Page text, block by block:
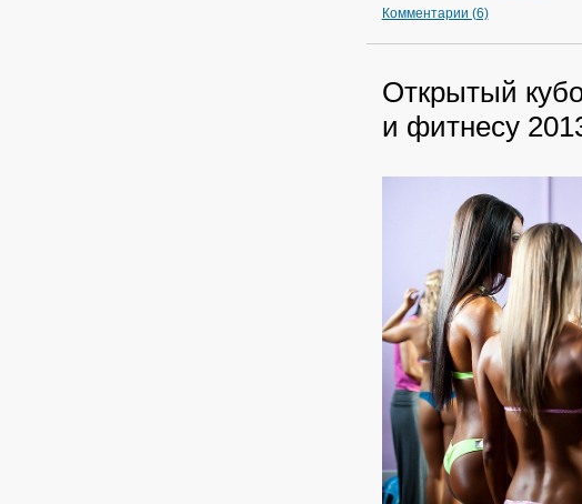
Комментарии (6)
Открытый
и фитнесу